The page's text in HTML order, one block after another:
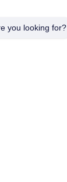
you looking for?